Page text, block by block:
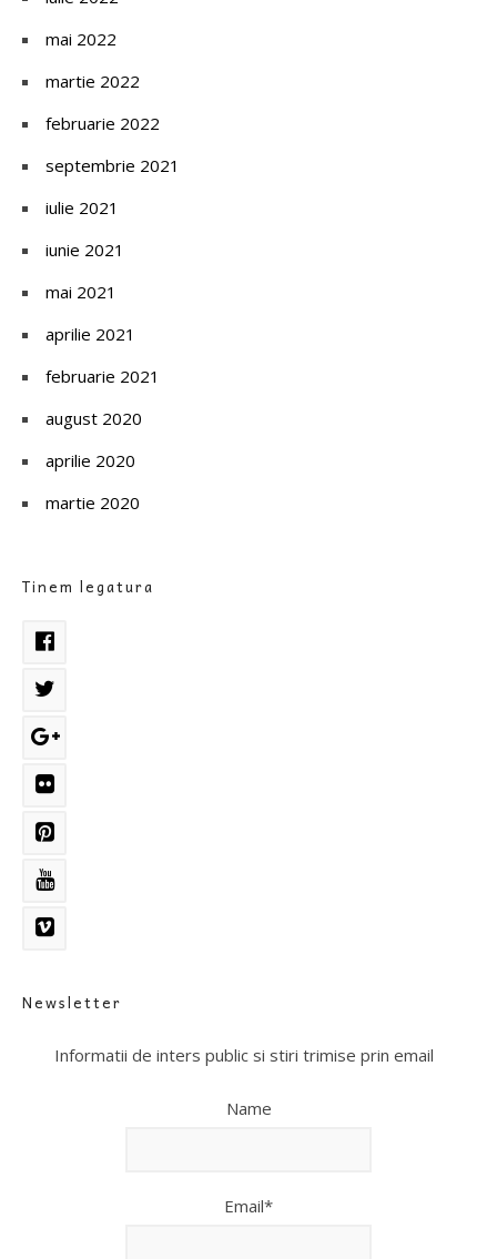
mai 2022
martie 2022
februarie 2022
septembrie 2021
iulie 2021
iunie 2021
mai 2021
aprilie 2021
februarie 2021
august 2020
aprilie 2020
martie 2020
Tinem legatura
Newsletter
Informatii de inters public si stiri trimise prin email
Name
Email*